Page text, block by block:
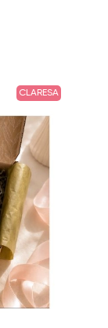
CLARESA